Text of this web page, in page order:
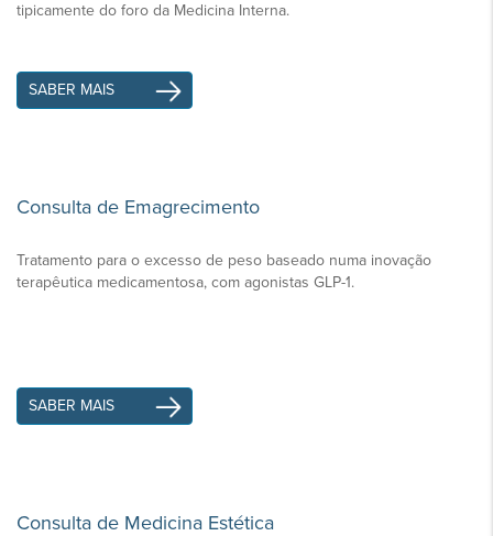
tipicamente do foro da Medicina Interna.
SABER MAIS
Consulta de Emagrecimento
Tratamento para o excesso de peso baseado numa inovação
terapêutica medicamentosa, com agonistas GLP-1.
SABER MAIS
Consulta de Medicina Estética